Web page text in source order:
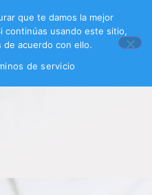
que te damos la mejor
continúas usando este sitio,
de acuerdo con ello.
de servicio